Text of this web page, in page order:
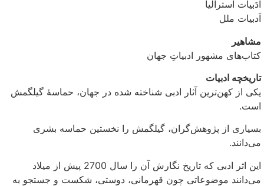
ادَبیات استرالیا
اَدبیات ملل
مشاهیر
کتاب‌های مشهور ادبیاتِ جهان
تاریخچه ادبیات
یکی از کهن‌ترین آثار ادبی شناخته شده در جهان، حماسهٔ گیلگمش
است.
بسیاری از پژوهش‌گران، گیلگمش را نخستین حماسه بشری
می‌دانند.
این اثر ادبی که تاریخ نگارش آن را سال 2700 پیش از میلاد
می‌دانند موضوعاتی چون قهرمانی، دوستی، شکست و جستجو به